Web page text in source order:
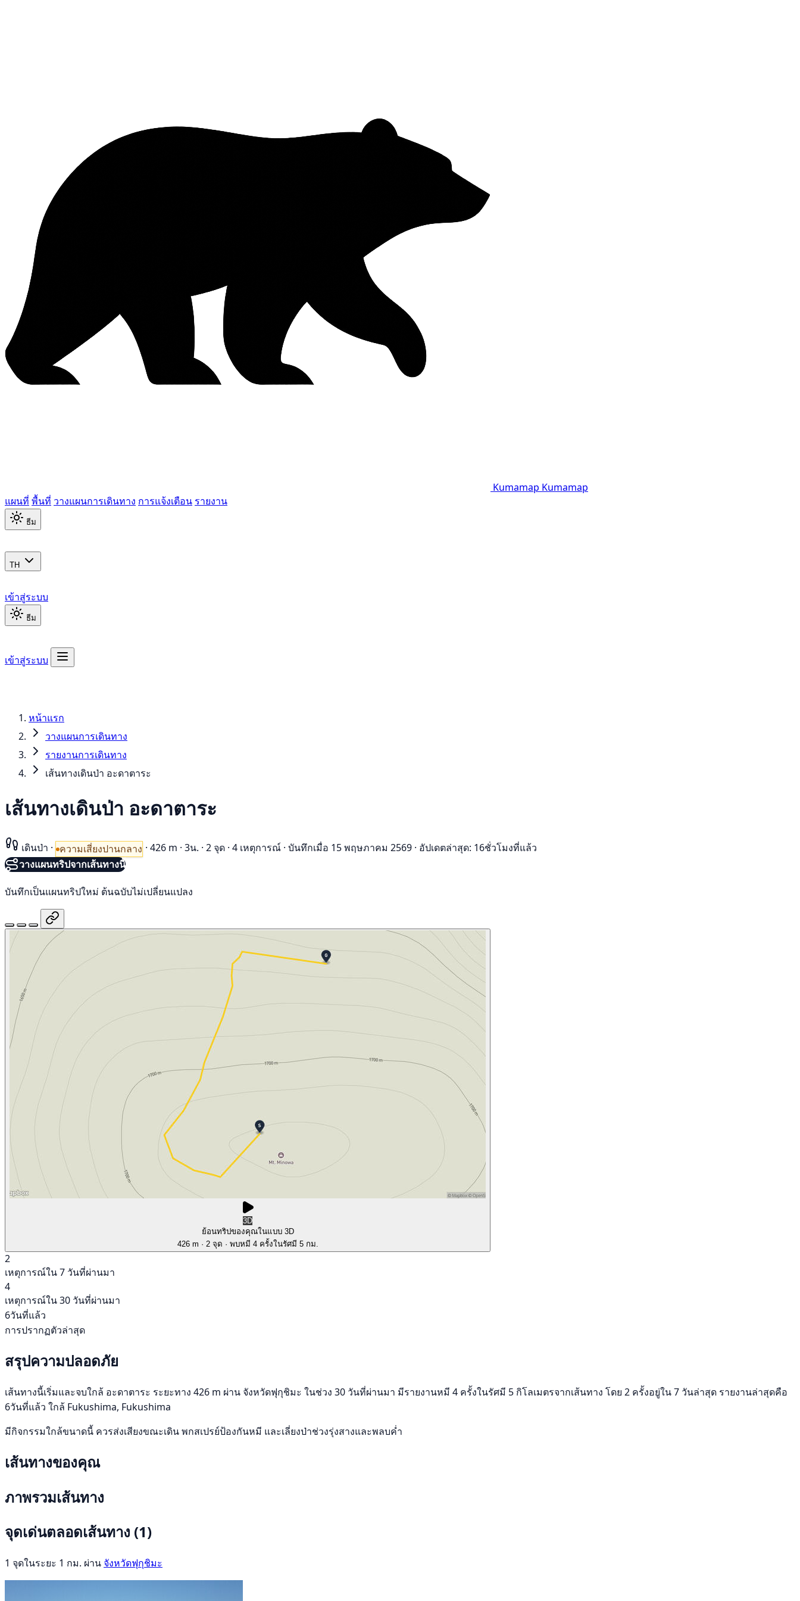
Kumamap Kumamap
แผนที่ พื้นที่ วางแผนการเดินทาง การแจ้งเตือน รายงาน
ธีม
TH
เข้าสู่ระบบ
ธีม
เข้าสู่ระบบ
หน้าแรก
วางแผนการเดินทาง
รายงานการเดินทาง
เส้นทางเดินป่า อะดาตาระ
เส้นทางเดินป่า อะดาตาระ
เดินป่า · ความเสี่ยงปานกลาง · 426 m · 3น. · 2 จุด · 4 เหตุการณ์ · บันทึกเมื่อ 15 พฤษภาคม 2569 · อัปเดตล่าสุด: 16ชั่วโมงที่แล้ว
วางแผนทริปจากเส้นทางนี้
บันทึกเป็นแผนทริปใหม่ ต้นฉบับไม่เปลี่ยนแปลง
3D
ย้อนทริปของคุณในแบบ 3D
426 m · 2 จุด · พบหมี 4 ครั้งในรัศมี 5 กม.
2
เหตุการณ์ใน 7 วันที่ผ่านมา
4
เหตุการณ์ใน 30 วันที่ผ่านมา
6วันที่แล้ว
การปรากฏตัวล่าสุด
สรุปความปลอดภัย
เส้นทางนี้เริ่มและจบใกล้ อะดาตาระ ระยะทาง 426 m ผ่าน จังหวัดฟุกุชิมะ ในช่วง 30 วันที่ผ่านมา มีรายงานหมี 4 ครั้งในรัศมี 5 กิโลเมตรจากเส้นทาง โดย 2 ครั้งอยู่ใน 7 วันล่าสุด รายงานล่าสุดคือ
6วันที่แล้ว ใกล้ Fukushima, Fukushima
มีกิจกรรมใกล้ขนาดนี้ ควรส่งเสียงขณะเดิน พกสเปรย์ป้องกันหมี และเลี่ยงป่าช่วงรุ่งสางและพลบค่ำ
เส้นทางของคุณ
ภาพรวมเส้นทาง
จุดเด่นตลอดเส้นทาง (1)
1 จุดในระยะ 1 กม. ผ่าน จังหวัดฟุกุชิมะ